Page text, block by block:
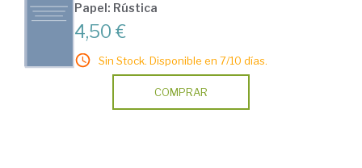
Papel: Rústica
4,50 €
Sin Stock. Disponible en 7/10 días.
COMPRAR